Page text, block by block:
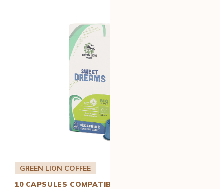
GREEN LION COFFEE
10 CAPSULES COMPATIBLES NESPRESSO*